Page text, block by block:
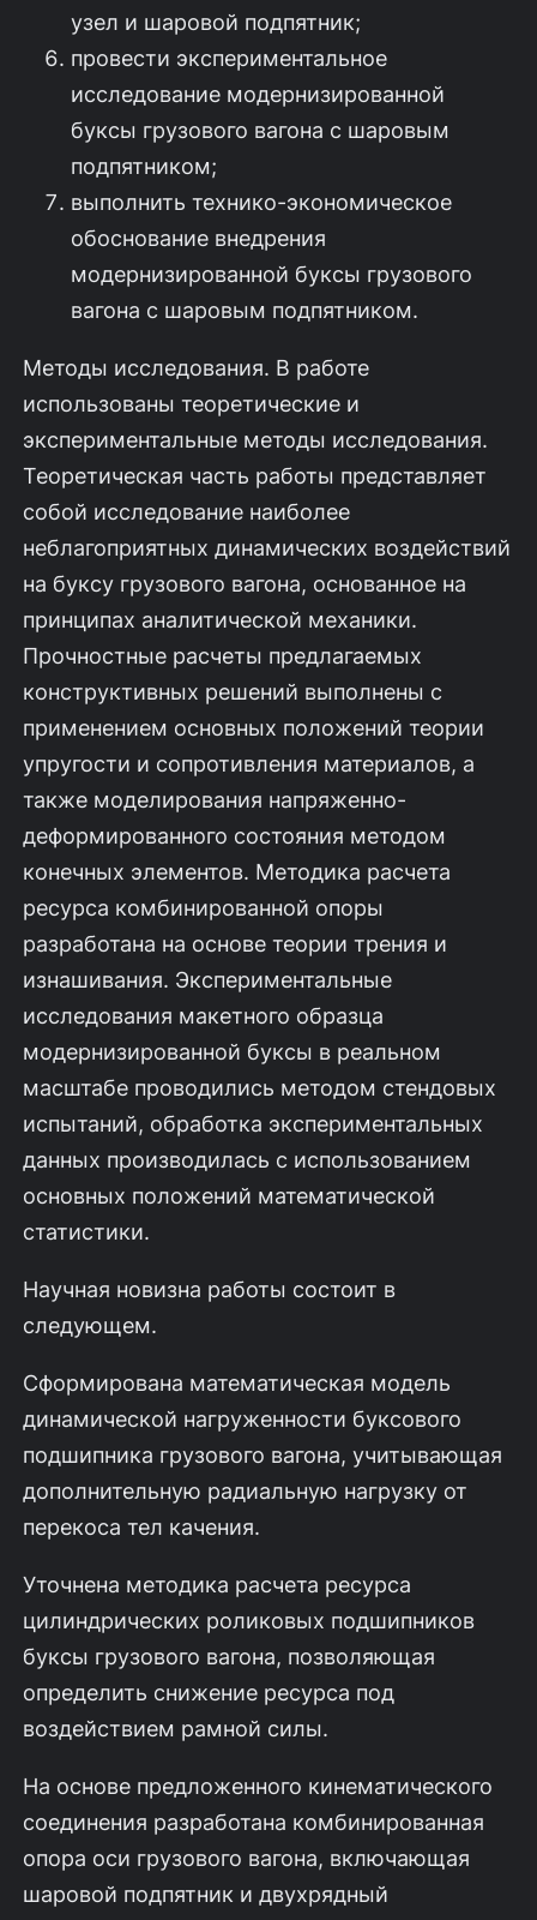
узел и шаровой подпятник;
провести экспериментальное
исследование модернизированной
буксы грузового вагона с шаровым
подпятником;
выполнить технико-экономическое
обоснование внедрения
модернизированной буксы грузового
вагона с шаровым подпятником.
Методы исследования. В работе
использованы теоретические и
экспериментальные методы исследования.
Теоретическая часть работы представляет
собой исследование наиболее
неблагоприятных динамических воздействий
на буксу грузового вагона, основанное на
принципах аналитической механики.
Прочностные расчеты предлагаемых
конструктивных решений выполнены с
применением основных положений теории
упругости и сопротивления материалов, а
также моделирования напряженно-
деформированного состояния методом
конечных элементов. Методика расчета
ресурса комбинированной опоры
разработана на основе теории трения и
изнашивания. Экспериментальные
исследования макетного образца
модернизированной буксы в реальном
масштабе проводились методом стендовых
испытаний, обработка экспериментальных
данных производилась с использованием
основных положений математической
статистики.
Научная новизна работы состоит в
следующем.
Сформирована математическая модель
динамической нагруженности буксового
подшипника грузового вагона, учитывающая
дополнительную радиальную нагрузку от
перекоса тел качения.
Уточнена методика расчета ресурса
цилиндрических роликовых подшипников
буксы грузового вагона, позволяющая
определить снижение ресурса под
воздействием рамной силы.
На основе предложенного кинематического
соединения разработана комбинированная
опора оси грузового вагона, включающая
шаровой подпятник и двухрядный